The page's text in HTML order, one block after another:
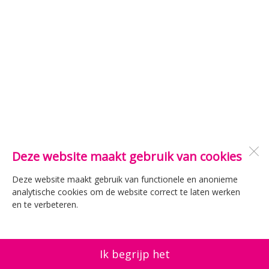
Deze website maakt gebruik van cookies
Deze website maakt gebruik van functionele en anonieme
analytische cookies om de website correct te laten werken
en te verbeteren.
Ik begrijp het